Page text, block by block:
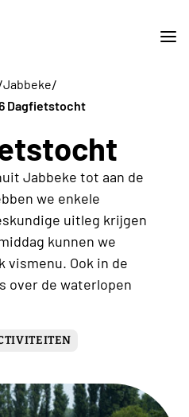
Jabbeke/
Dagfietstocht
Jabbeke tot aan de
we enkele
uitleg krijgen
kunnen we
vismenu. Ook in de
over de waterlopen